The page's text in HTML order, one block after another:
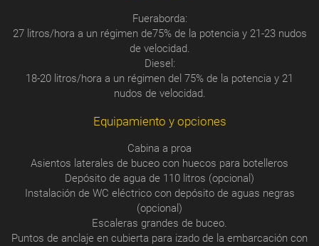
Fueraborda:
27 litros/hora a un régimen de75% de la potencia y 21-23 nudos
de velocidad.
Diesel:
18-20 litros/hora a un régimen del 75% de la potencia y 21
nudos de velocidad.
Equipamiento y opciones
Cabina a proa
Asientos laterales de buceo con huecos para botelleros
Depósito de agua de 110 litros (opcional)
Instalación de WC eléctrico con depósito de aguas negras
(opcional)
Escaleras grandes de buceo.
Puntos de anclaje en cubierta para izado de la embarcación con